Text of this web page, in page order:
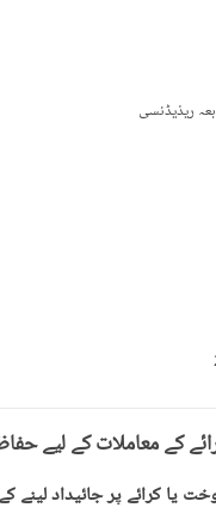
ریذیڈنسی
کے معاملات کے لیے
یا کرائے پر جائیداد لینے